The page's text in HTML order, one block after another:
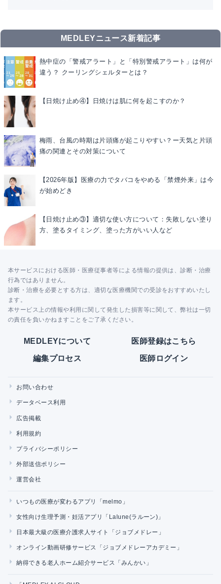
MEDLEYニュース新着記事
熱中症の「警戒アラート」と「特別警戒アラート」は何が
違う？ クーリングシェルターとは？
【日焼け止め④】日焼けは肌に何を起こすのか？
梅雨、台風の時期は片頭痛が起こりやすい？ー天気と片頭
痛の関連とその対策について
【2026年版】医療の力でタバコをやめる「禁煙外来」は今
が始めどき
【日焼け止め③】適切な使い方について：失敗しない塗り
方、塗るタイミング、塗った方がいい人など
本サービスにおける医師・医療従事者等による情報の提供は、診断・治療
行為ではありません。
診断・治療を必要とする方は、適切な医療機関での受診をおすすめいたし
ます。
本サービス上の情報や利用に関して発生した損害等に関して、弊社は一切
の責任を負いかねますことをご了承ください。
MEDLEYについて 医師登録はこちら
編集プロセス 医師ログイン
お問い合わせ
データベース利用
広告掲載
利用規約
プライバシーポリシー
外部送信ポリシー
運営会社
いつもの医療が変わるアプリ「melmo」
女性向け生理予測・妊活アプリ「Lalune(ラルーン)」
日本最大級の医療介護求人サイト「ジョブメドレー」
オンライン動画研修サービス「ジョブメドレーアカデミー」
納得できる老人ホーム紹介サービス「みんかい」